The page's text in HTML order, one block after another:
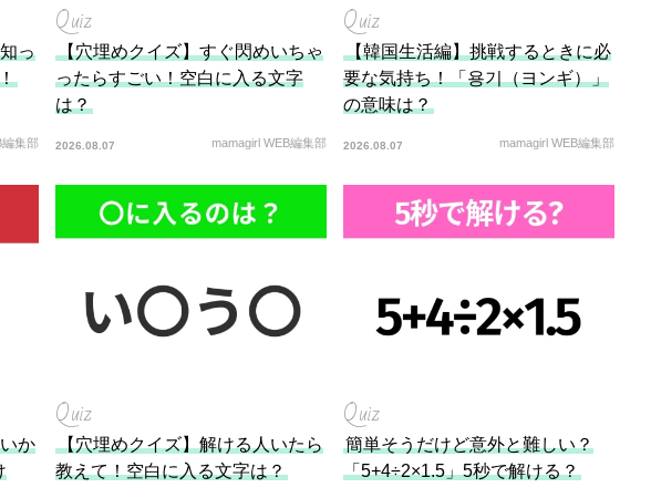
っ
編集部
Quiz
【穴埋めクイズ】すぐ閃めいちゃ
ったらすごい！空白に入る文字
は？
2026.08.07 mamagirl WEB編集部
Quiz
【韓国生活編】挑戦するときに必
要な気持ち！「용기（ヨンギ）」
の意味は？
2026.08.07 mamagirl WEB編集部
か
Quiz
【穴埋めクイズ】解ける人いたら
教えて！空白に入る文字は？
Quiz
簡単そうだけど意外と難しい？
「5+4÷2×1.5」5秒で解ける？